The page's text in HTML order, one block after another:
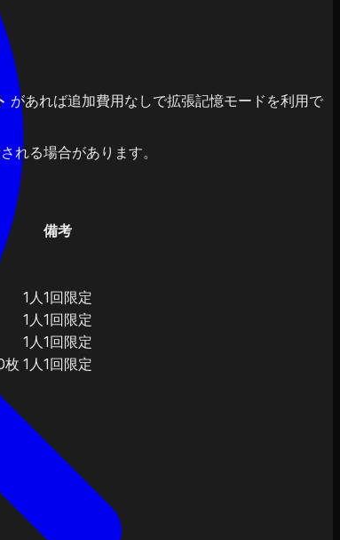
があれば追加費用なしで拡張記憶モードを利用で
れる場合があります。
備考
1人1回限定
1人1回限定
1人1回限定
枚 1人1回限定